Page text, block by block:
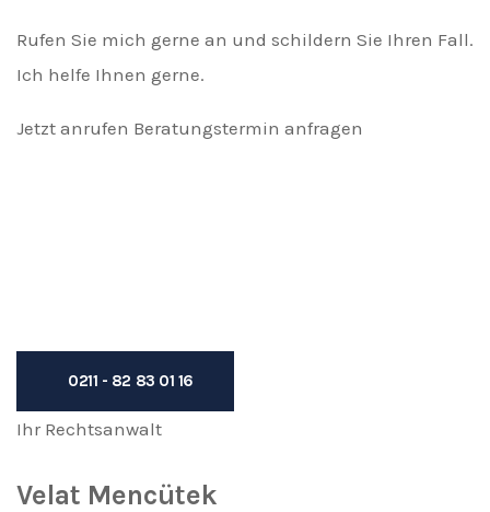
Rufen Sie mich gerne an und schildern Sie Ihren Fall.
Ich helfe Ihnen gerne.
Jetzt anrufen Beratungstermin anfragen
0211 - 82 83 01 16
Ihr Rechtsanwalt
Velat Mencütek